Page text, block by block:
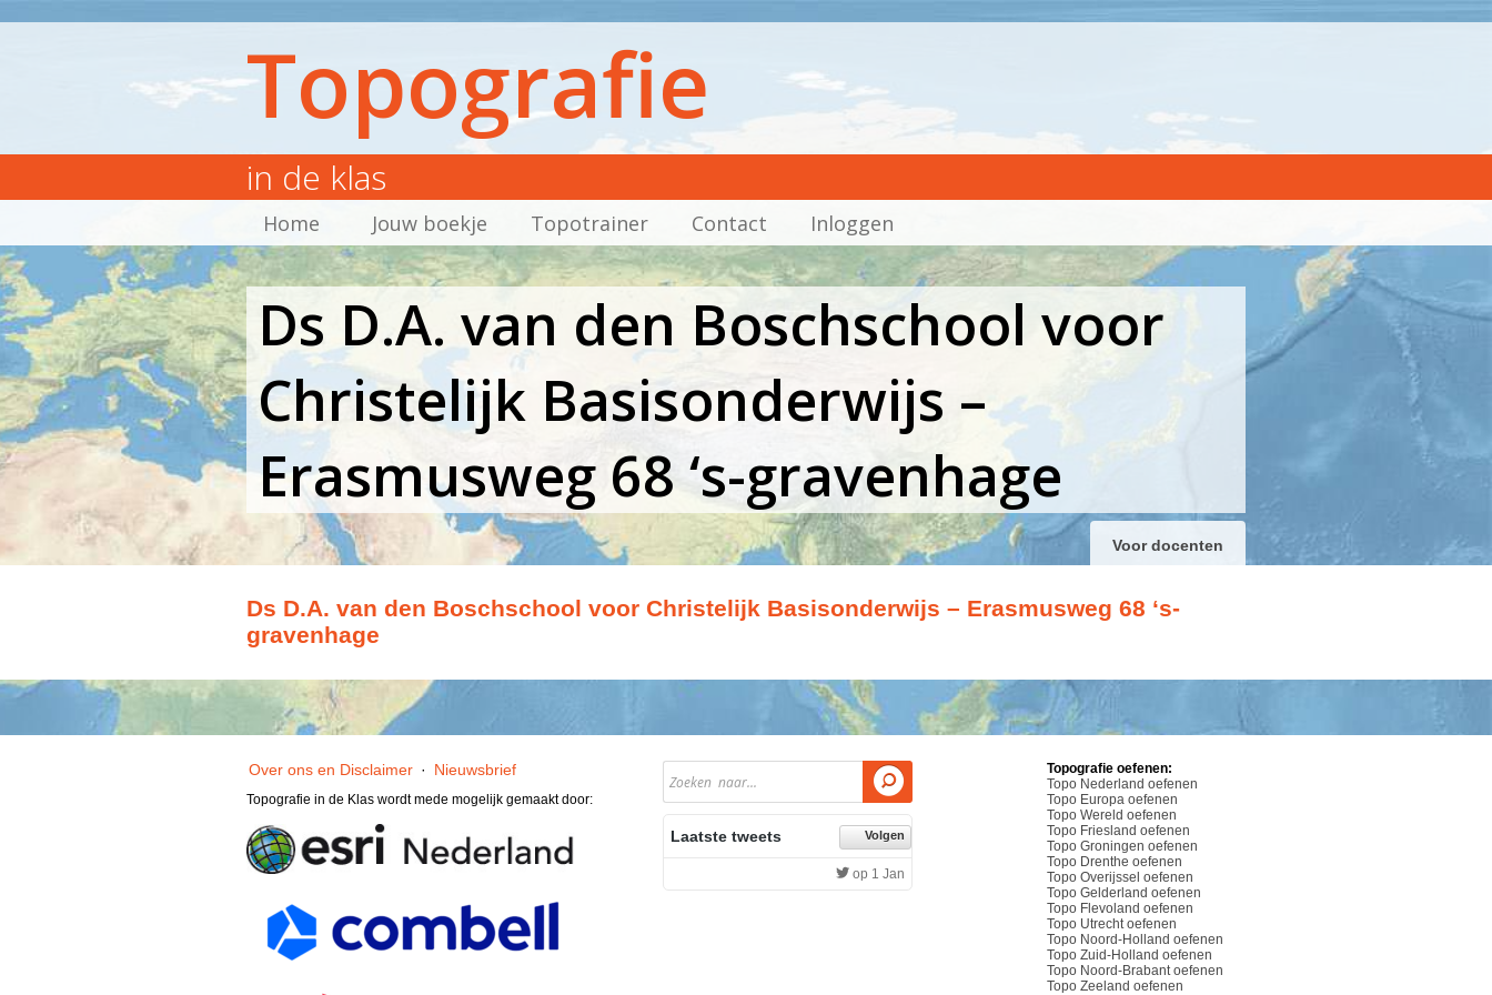
Topografie
in de klas
Home Jouw boekje Topotrainer Contact Inloggen
Ds D.A. van den Boschschool voor
Christelijk Basisonderwijs –
Erasmusweg 68 ‘s-gravenhage
Voor docenten
Ds D.A. van den Boschschool voor Christelijk Basisonderwijs – Erasmusweg 68 ‘s-
gravenhage
Over ons en Disclaimer · Nieuwsbrief
Topografie in de Klas wordt mede mogelijk gemaakt door:

Laatste tweets Volgen
op 1 Jan
Topografie oefenen:
Topo Nederland oefenen
Topo Europa oefenen
Topo Wereld oefenen
Topo Friesland oefenen
Topo Groningen oefenen
Topo Drenthe oefenen
Topo Overijssel oefenen
Topo Gelderland oefenen
Topo Flevoland oefenen
Topo Utrecht oefenen
Topo Noord-Holland oefenen
Topo Zuid-Holland oefenen
Topo Noord-Brabant oefenen
Topo Zeeland oefenen